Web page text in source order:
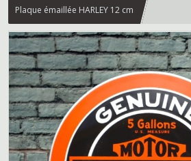
Plaque émaillée HARLEY 12 cm